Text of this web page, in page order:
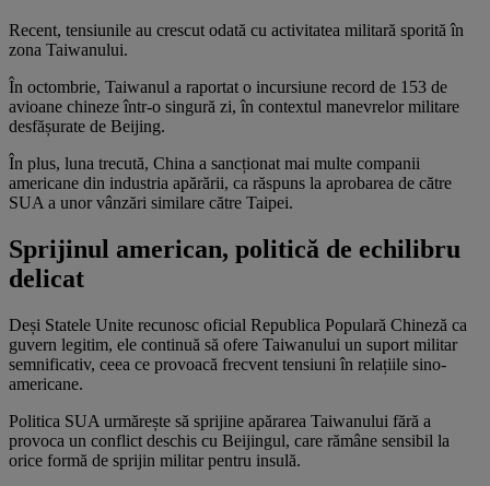
Recent, tensiunile au crescut odată cu activitatea militară sporită în
zona Taiwanului.
În octombrie, Taiwanul a raportat o incursiune record de 153 de
avioane chineze într-o singură zi, în contextul manevrelor militare
desfășurate de Beijing.
În plus, luna trecută, China a sancționat mai multe companii
americane din industria apărării, ca răspuns la aprobarea de către
SUA a unor vânzări similare către Taipei.
Sprijinul american, politică de echilibru
delicat
Deși Statele Unite recunosc oficial Republica Populară Chineză ca
guvern legitim, ele continuă să ofere Taiwanului un suport militar
semnificativ, ceea ce provoacă frecvent tensiuni în relațiile sino-
americane.
Politica SUA urmărește să sprijine apărarea Taiwanului fără a
provoca un conflict deschis cu Beijingul, care rămâne sensibil la
orice formă de sprijin militar pentru insulă.